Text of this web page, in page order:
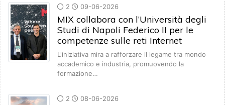
2 09-06-2026
MIX collabora con l’Università degli
Studi di Napoli Federico II per le
competenze sulle reti Internet
L'iniziativa mira a rafforzare il legame tra mondo
accademico e industria, promuovendo la
formazione…
2 08-06-2026